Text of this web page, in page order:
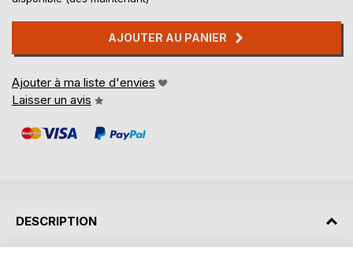
AJOUTER AU PANIER
Ajouter à ma liste d'envies
Laisser un avis
DESCRIPTION